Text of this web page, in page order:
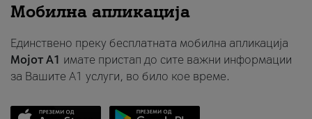
Мобилна апликација
Единствено преку бесплатната мобилна апликација
Мојот A1 имате пристап до сите важни информации
за Вашите A1 услуги, во било кое време.